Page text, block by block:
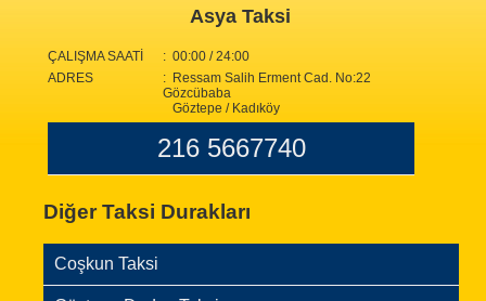
Asya Taksi
ÇALIŞMA SAATİ
: 00:00 / 24:00
ADRES
: Ressam Salih Erment Cad. No:22
Gözcübaba
Göztepe / Kadıköy
216 5667740
Diğer Taksi Durakları
Coşkun Taksi